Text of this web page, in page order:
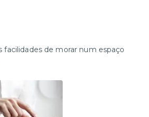
have a 24 hour doorman.
collection point.
facilidades de morar num espaço